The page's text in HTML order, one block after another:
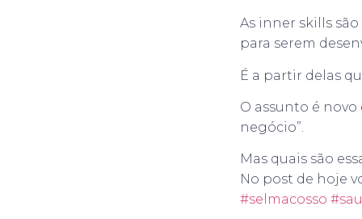
As inner skills
para serem
É a partir delas
O assunto é
negócio”.
Mas quais são
No post de hoje
#selmacosso